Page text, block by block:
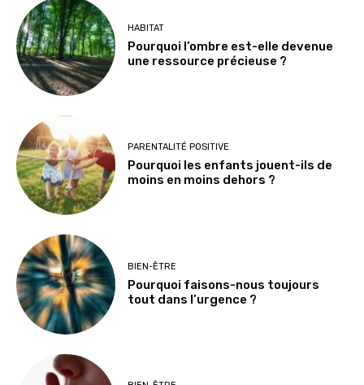
HABITAT
Pourquoi l’ombre est-elle devenue
une ressource précieuse ?
PARENTALITÉ POSITIVE
Pourquoi les enfants jouent-ils de
moins en moins dehors ?
BIEN-ÊTRE
Pourquoi faisons-nous toujours
tout dans l’urgence ?